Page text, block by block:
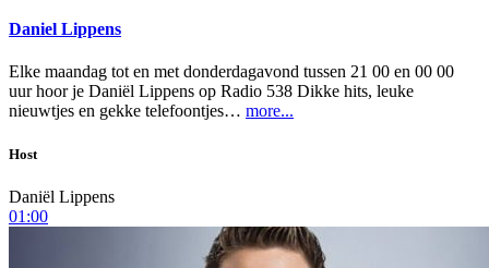
Daniel Lippens
Elke maandag tot en met donderdagavond tussen 21 00 en 00 00
uur hoor je Daniël Lippens op Radio 538 Dikke hits, leuke
nieuwtjes en gekke telefoontjes… more...
Host
Daniël Lippens
01:00